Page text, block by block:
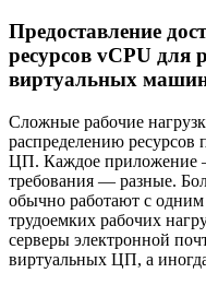
Предоставление
ресурсов vCPU для
виртуальных
Сложные рабочие
распределению ресурсов
ЦП. Каждое приложение
требования — разные.
обычно работают с
трудоемких рабочих
серверы электронной
виртуальных ЦП, а